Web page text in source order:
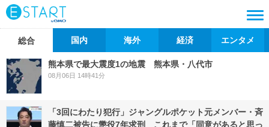
総合 国内 海外 経済 エンタメ
熊本県で最大震度1の地震 熊本県・八代市
08月06日 14時41分
「3回にわたり犯行」ジャングルポケット元メンバー・斉
藤慎二被告に懲役7年求刑 これまで「同意があると思っ